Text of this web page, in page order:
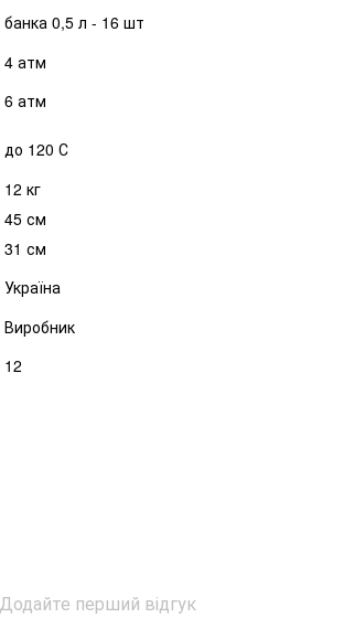
банка 0,5 л - 16 шт
4 атм
6 атм
до 120 С
12 кг
45 см
31 см
Україна
Виробник
12
Додайте перший відгук